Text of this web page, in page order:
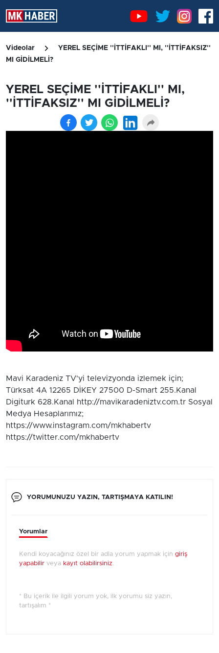
Videolar
YEREL SEÇİME ''İTTİFAKLI'' MI, ''İTTİFAKSIZ''
MI GİDİLMELİ?
YEREL SEÇİME ''İTTİFAKLI'' MI,
''İTTİFAKSIZ'' MI GİDİLMELİ?
Mavi Karadeniz TV'yi televizyonda izlemek için;
Türksat 4A 12265 DİKEY 27500 D-Smart 255.Kanal
Digiturk 628.Kanal http://mavikaradeniztv.com.tr Sosyal
Medya Hesaplarımız;
https://www.instagram.com/mkhabertv
https://twitter.com/mkhabertv
YORUMUNUZU YAZIN, TARTIŞMAYA KATILIN!
Yorumlar
Kendi koyacağınız özel bir adla yorum yapmak için giriş
yapabilir veya kayıt olabilirsiniz.
* Bu içerik ile ilgili yorum yok, ilk yorumu siz yazın,
tartışalım *